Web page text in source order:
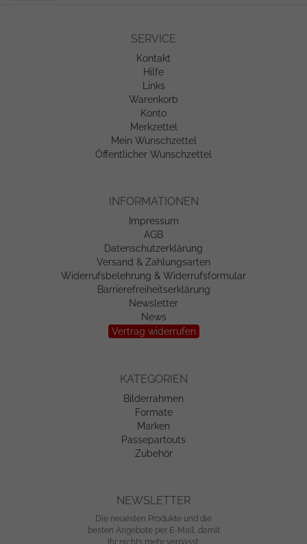
SERVICE
Kontakt
Hilfe
Links
Warenkorb
Konto
Merkzettel
Mein Wunschzettel
Öffentlicher Wunschzettel
INFORMATIONEN
Impressum
AGB
Datenschutzerklärung
Versand & Zahlungsarten
Widerrufsbelehrung & Widerrufsformular
Barrierefreiheitserklärung
Newsletter
News
Vertrag widerrufen
KATEGORIEN
Bilderrahmen
Formate
Marken
Passepartouts
Zubehör
NEWSLETTER
Die neuesten Produkte und die
besten Angebote per E-Mail, damit